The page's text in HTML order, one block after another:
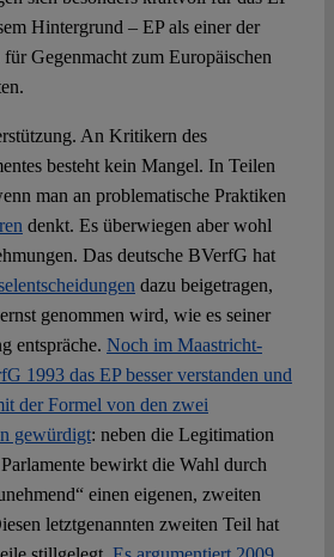
Hintergrund – EP als einer der
Gegenmacht zum Europäischen
An Kritikern des
besteht kein Mangel. In Teilen
man an problematische Praktiken
denkt. Es überwiegen aber wohl
Das deutsche BVerfG hat
dazu beigetragen,
genommen wird, wie es seiner
entspräche. Noch im Maastricht-
1993 das EP besser verstanden und
der Formel von den zwei
gewürdigt: neben die Legitimation
bewirkt die Wahl durch
einen eigenen, zweiten
letztgenannten zweiten Teil hat